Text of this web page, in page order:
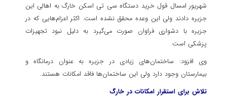
شهریور امسال قول خرید دستگاه سی تی اسکن خارگبه اهالی این
جزیره دادند ولی این وعده محقق نشده است. اکثر اعزام‌هایی که در
جزیره با دشواری فراوان صورت می‌گیرد به دلیل نبود تجهیزات
پزشکی است.
وی افزود: ساختمان‌های زیادی در جزیره به عنوان درمانگاه و
بیمارستان وجود دارد ولی این ساختمان‌ها فاقد امکانات هستند.
تلاش برای استقرار امکانات در خارگ